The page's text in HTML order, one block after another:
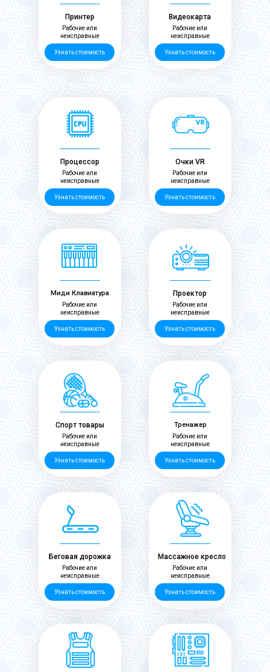
Узнать стоимость
Рабочие или
неисправные
Видеокарта
Узнать стоимость
Принтер
Рабочие или
неисправные
Процессор
Рабочие или
неисправные
Узнать стоимость
Узнать стоимость
Массажное кресло
Рабочие или
неисправные
Узнать стоимость
Рабочие или
неисправные
Тренажер
Спорт товары
Узнать стоимость
Рабочие или
неисправные
Узнать стоимость
Беговая дорожка
Рабочие или
неисправные
Проектор
Узнать стоимость
Рабочие или
неисправные
Рабочие или
неисправные
Узнать стоимость
Миди Клавиатура
Очки VR
Рабочие или
неисправные
Узнать стоимость